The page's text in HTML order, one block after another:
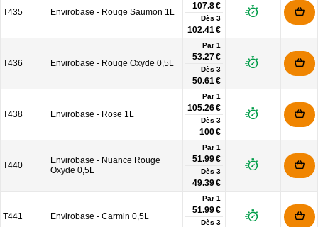
T435 Envirobase - Rouge Saumon 1L
107.8 €
Dès 3
102.41 €
T436 Envirobase - Rouge Oxyde 0,5L
Par 1
53.27 €
Dès 3
50.61 €
T438 Envirobase - Rose 1L
Par 1
105.26 €
Dès 3
100 €
T440
Envirobase - Nuance Rouge
Oxyde 0,5L
Par 1
51.99 €
Dès 3
49.39 €
T441 Envirobase - Carmin 0,5L
Par 1
51.99 €
Dès 3